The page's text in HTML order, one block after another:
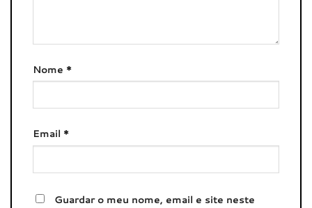
Nome *
Email *
Guardar o meu nome, email e site neste